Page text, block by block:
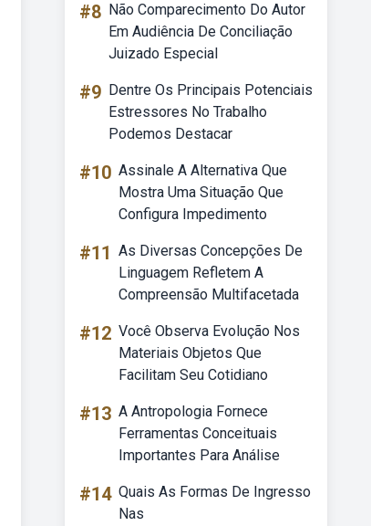
#8 Não Comparecimento Do Autor
Em Audiência De Conciliação
Juizado Especial
#9 Dentre Os Principais Potenciais
Estressores No Trabalho
Podemos Destacar
#10 Assinale A Alternativa Que
Mostra Uma Situação Que
Configura Impedimento
#11 As Diversas Concepções De
Linguagem Refletem A
Compreensão Multifacetada
#12 Você Observa Evolução Nos
Materiais Objetos Que
Facilitam Seu Cotidiano
#13 A Antropologia Fornece
Ferramentas Conceituais
Importantes Para Análise
#14 Quais As Formas De Ingresso
Nas